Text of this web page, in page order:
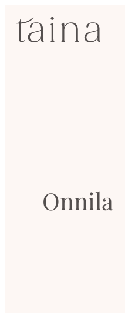
suoraan
SisustusTaina
Onnila